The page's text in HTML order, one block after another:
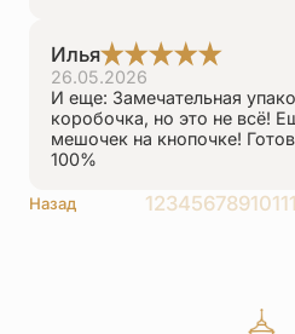
Илья
26.05.2026
И еще: Замечательная
коробочка, но это не всё!
мешочек на кнопочке!
100%
Назад 1234567891011